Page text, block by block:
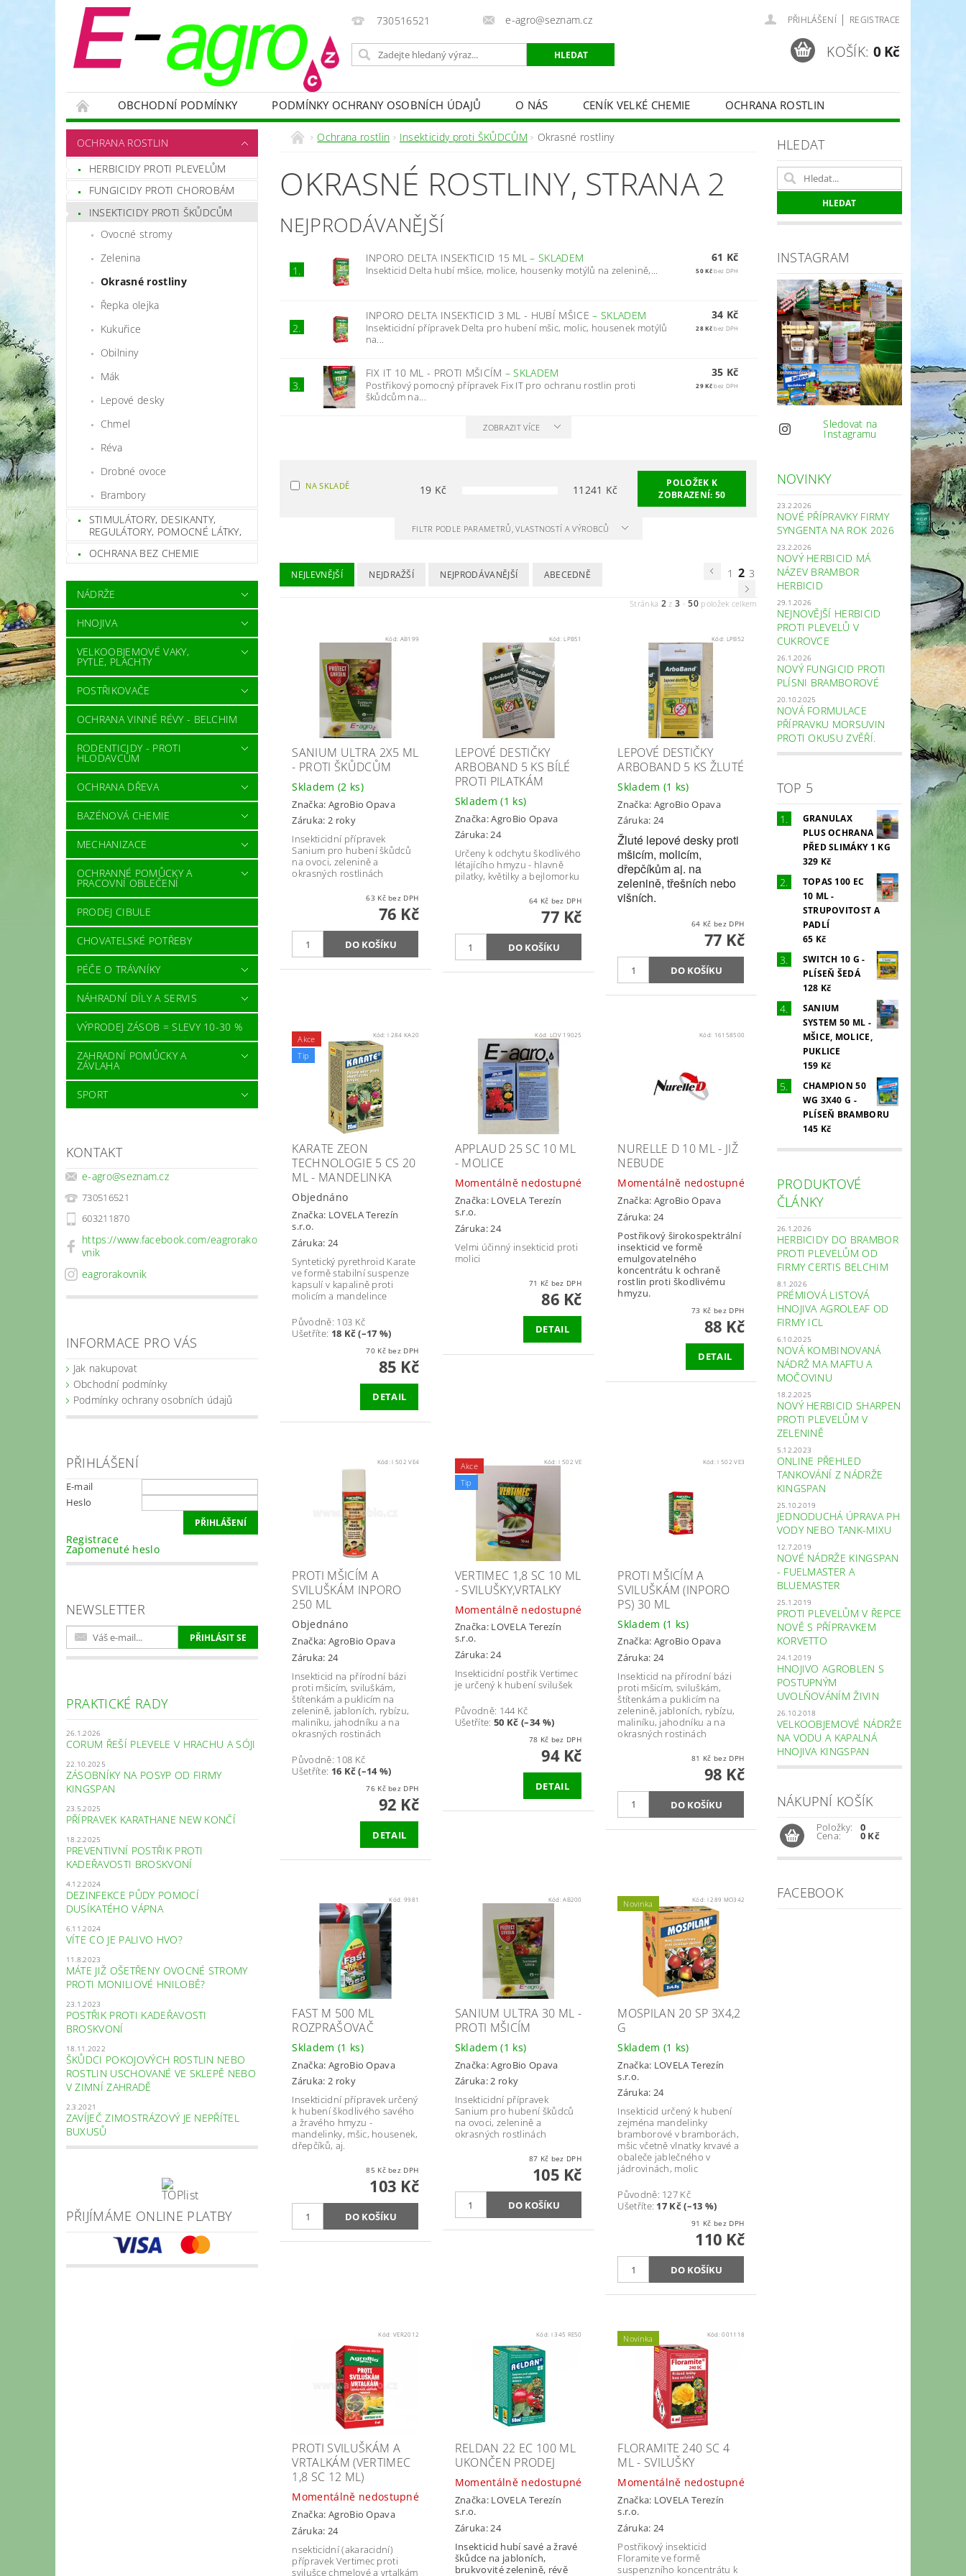
730516521 e-agro@seznam.cz PŘIHLÁŠENÍ | REGISTRACE
KOŠÍK: 0 Kč
OBCHODNÍ PODMÍNKY PODMÍNKY OCHRANY OSOBNÍCH ÚDAJŮ O NÁS CENÍK VELKÉ CHEMIE
OCHRANA ROSTLIN
NÁDRŽE
HNOJIVA VELKOOBJEMOVÉ VAKY, PYTLE, PLACHTY POSTŘIKOVAČE
OCHRANA VINNÉ RÉVY - BELCHIM
RODENTICIDY - PROTI HLODAVCŮM
OCHRANNÉ POMŮCKY A PRACOVNÍ OBLEČENÍ
PRODEJ CIBULE CHOVATELSKÉ POTŘEBY
PÉČE O TRÁVNÍKY
NÁHRADNÍ DÍLY A SERVIS
OCHRANA ROSTLIN
HERBICIDY PROTI PLEVELŮM
FUNGICIDY PROTI CHOROBÁM
INSEKTICIDY PROTI ŠKŮDCŮM
Ovocné stromy
Zelenina
Okrasné rostliny
Řepka olejka
Kukuřice
Obilniny
Mák
Lepové desky
Chmel
Réva
Drobné ovoce
Brambory
STIMULÁTORY, DESIKANTY,
REGULÁTORY, POMOCNÉ LÁTKY,
OCHRANA BEZ CHEMIE
NÁDRŽE
HNOJIVA
VELKOOBJEMOVÉ VAKY,
PYTLE, PLACHTY
POSTŘIKOVAČE
OCHRANA VINNÉ RÉVY - BELCHIM
RODENTICIDY - PROTI
HLODAVCŮM
OCHRANA DŘEVA
BAZÉNOVÁ CHEMIE
MECHANIZACE
OCHRANNÉ POMŮCKY A
PRACOVNÍ OBLEČENÍ
PRODEJ CIBULE
CHOVATELSKÉ POTŘEBY
PÉČE O TRÁVNÍKY
NÁHRADNÍ DÍLY A SERVIS
VÝPRODEJ ZÁSOB = SLEVY 10-30 %
ZAHRADNÍ POMŮCKY A
ZÁVLAHA
SPORT
KONTAKT
e-agro@seznam.cz
730516521
603211870
https://www.facebook.com/eagrorako
vnik
eagrorakovnik
INFORMACE PRO VÁS
Jak nakupovat
Obchodní podmínky
Podmínky ochrany osobních údajů
PŘIHLÁŠENÍ
E-mail
Heslo
Registrace
Zapomenuté heslo
NEWSLETTER
PRAKTICKÉ RADY
26.1.2026
CORUM ŘEŠÍ PLEVELE V HRACHU A SÓJI
22.10.2025
ZÁSOBNÍKY NA POSYP OD FIRMY
KINGSPAN
23.5.2025
PŘÍPRAVEK KARATHANE NEW KONČÍ
18.2.2025
PREVENTIVNÍ POSTŘIK PROTI
KADEŘAVOSTI BROSKVONÍ
4.12.2024
DEZINFEKCE PŮDY POMOCÍ
DUSÍKATÉHO VÁPNA
6.11.2024
VÍTE CO JE PALIVO HVO?
11.8.2023
MÁTE JIŽ OŠETŘENY OVOCNÉ STROMY
PROTI MONILIOVÉ HNILOBĚ?
23.1.2023
POSTŘIK PROTI KADEŘAVOSTI
BROSKVONÍ
18.11.2022
ŠKŮDCI POKOJOVÝCH ROSTLIN NEBO
ROSTLIN USCHOVANÉ VE SKLEPĚ NEBO
V ZIMNÍ ZAHRADĚ
2.3.2021
ZAVÍJEČ ZIMOSTRÁZOVÝ JE NEPŘÍTEL
BUXUSŮ
PŘIJÍMÁME ONLINE PLATBY
Ochrana rostlin Insekticidy proti ŠKŮDCŮM Okrasné rostliny
OKRASNÉ ROSTLINY, STRANA 2
NEJPRODÁVANĚJŠÍ
1.
INPORO DELTA INSEKTICID 15 ML–SKLADEM
Insekticid Delta hubí mšice, molice, housenky motýlů na zelenině,...
61 Kč
50 Kčbez DPH
2.
INPORO DELTA INSEKTICID 3 ML - HUBÍ MŠICE– SKLADEM
Insekticidní přípravek Delta pro hubení mšic, molic, housenek motýlů
na...
34 Kč
28 Kčbez DPH
3.
FIX IT 10 ML - PROTI MŠICÍM –SKLADEM
Postřikový pomocný přípravek Fix IT pro ochranu rostlin proti
škůdcům na...
35 Kč
29 Kčbez DPH
ZOBRAZIT VÍCE
NA SKLADĚ 19 Kč 11241 Kč
POLOŽEK K
ZOBRAZENÍ: 50
FILTR PODLE PARAMETRŮ, VLASTNOSTÍ A VÝROBCŮ
NEJLEVNĚJŠÍ NEJDRAŽŠÍ NEJPRODÁVANĚJŠÍ ABECEDNĚ 1 2 3
Stránka 2 z3 -50položek celkem
Kód: AB199
SANIUM ULTRA 2X5 ML
- PROTI ŠKŮDCŮM
Skladem (2 ks)
Značka: AgroBio Opava
Záruka: 2 roky
Insekticidní přípravek
Sanium pro hubení škůdců
na ovoci, zelenině a
okrasných rostlinách
63 Kč bez DPH
76 Kč
Kód:LPB51
LEPOVÉ DESTIČKY
ARBOBAND 5 KS BÍLÉ
PROTI PILATKÁM
Skladem(1 ks)
Značka:AgroBio Opava
Záruka: 24
Určeny k odchytu škodlivého
létajícího hmyzu - hlavně
pilatky, květilky a bejlomorku
64 Kč bez DPH
77 Kč
Kód: LPB52
LEPOVÉ DESTIČKY
ARBOBAND 5 KS ŽLUTÉ
Skladem (1 ks)
Značka: AgroBio Opava
Záruka: 24
Žluté lepové desky proti
mšicím, molicím,
dřepčíkům aj. na
zelenině, třešních nebo
višních.
64 Kč bez DPH
77 Kč
Akce
Tip
Kód:I 284 KA20
KARATE ZEON
TECHNOLOGIE 5 CS 20
ML - MANDELINKA
Objednáno
Značka: LOVELA Terezín
s.r.o.
Záruka: 24
Syntetický pyrethroid Karate
ve formě stabilní suspenze
kapsulí v kapalině proti
molicím a mandelince
Původně: 103 Kč
Ušetříte: 18 Kč (–17 %)
70 Kč bez DPH
85 Kč
DETAIL
Kód: LOV 19025
APPLAUD 25 SC 10 ML
- MOLICE
Momentálně nedostupné
Značka: LOVELA Terezín
s.r.o.
Záruka: 24
Velmi účinný insekticid proti
molici
71 Kč bez DPH
86 Kč
DETAIL
Kód: 16158500
NURELLE D 10 ML - JIŽ
NEBUDE
Momentálně nedostupné
Značka: AgroBio Opava
Záruka: 24
Postřikový širokospektrální
insekticid ve formě
emulgovatelného
koncentrátu k ochraně
rostlin proti škodlivému
hmyzu.
73 Kč bez DPH
88 Kč
DETAIL
Kód:I 502 VE4
PROTI MŠICÍM A
SVILUŠKÁM INPORO
250 ML
Objednáno
Značka: AgroBio Opava
Záruka: 24
Insekticid na přírodní bázi
proti mšicím, sviluškám,
štítenkám a puklicím na
zelenině, jabloních, rybízu,
maliníku, jahodníku a na
okrasných rostinách
Původně: 108 Kč
Ušetříte: 16 Kč (–14 %)
76 Kč bez DPH
92 Kč
DETAIL
Akce
Tip
Kód:I 502 VE
VERTIMEC 1,8 SC 10 ML
- SVILUŠKY,VRTALKY
Momentálně nedostupné
Značka: LOVELA Terezín
s.r.o.
Záruka: 24
Insekticidní postřik Vertimec
je určený k hubení svilušek
Původně: 144 Kč
Ušetříte:50 Kč (–34 %)
78 Kč bez DPH
94 Kč
DETAIL
Kód:I 502 VE3
PROTI MŠICÍM A
SVILUŠKÁM (INPORO
PS) 30 ML
Skladem (1 ks)
Značka: AgroBio Opava
Záruka: 24
Insekticid na přírodní bázi
proti mšicím, sviluškám,
štítenkám a puklicím na
zelenině, jabloních, rybízu,
maliníku, jahodníku a na
okrasných rostinách
81 Kč bez DPH
98 Kč
Kód:9981
FAST M 500 ML
ROZPRAŠOVAČ
Skladem (1 ks)
Značka: AgroBio Opava
Záruka: 2 roky
Insekticidní přípravek určený
k hubení škodlivého savého
a žravého hmyzu -
mandelinky, mšic, housenek,
dřepčíků, aj.
85 Kč bez DPH
103 Kč
Kód:AB200
SANIUM ULTRA 30 ML -
PROTI MŠICÍM
Skladem(1 ks)
Značka:AgroBio Opava
Záruka: 2 roky
Insekticidní přípravek
Sanium pro hubení škůdců
na ovoci, zelenině a
okrasných rostlinách
87 Kč bez DPH
105 Kč
Novinka Kód: I 289 MO342
MOSPILAN 20 SP 3X4,2
G
Skladem (1 ks)
Značka: LOVELA Terezín
s.r.o.
Záruka: 24
Insekticid určený k hubení
zejména mandelinky
bramborové v bramborách,
mšic včetně vlnatky krvavé a
obaleče jablečného v
jádrovinách, molic
Původně: 127 Kč
Ušetříte: 17 Kč (–13 %)
91 Kč bez DPH
110 Kč
Kód:VER2012
PROTI SVILUŠKÁM A
VRTALKÁM (VERTIMEC
1,8 SC 12 ML)
Momentálně nedostupné
Značka: AgroBio Opava
Záruka: 24
nsekticidní (akaracidní)
přípravek Vertimec proti
svilušce chmelové a vrtalkám
Kód: I 345 RE50
RELDAN 22 EC 100 ML
UKONČEN PRODEJ
Momentálně nedostupné
Značka: LOVELA Terezín
s.r.o.
Záruka: 24
Insekticid hubí savé a žravé
škůdce na jabloních,
brukvovité zelenině, révě
Novinka Kód:001118
FLORAMITE 240 SC 4
ML - SVILUŠKY
Momentálně nedostupné
Značka: LOVELA Terezín
s.r.o.
Záruka: 24
Postřikový insekticid
Floramite ve formě
suspenzního koncentrátu k
HLEDAT
INSTAGRAM
Sledovat na
Instagramu
NOVINKY
23.2.2026
NOVÉ PŘÍPRAVKY FIRMY
SYNGENTA NA ROK 2026
23.2.2026
NOVÝ HERBICID MÁ
NÁZEV BRAMBOR
HERBICID
29.1.2026
NEJNOVĚJŠÍ HERBICID
PROTI PLEVELŮ V
CUKROVCE
26.1.2026
NOVÝ FUNGICID PROTI
PLÍSNI BRAMBOROVÉ
20.10.2025
NOVÁ FORMULACE
PŘÍPRAVKU MORSUVIN
PROTI OKUSU ZVĚŘÍ.
TOP 5
GRANULAX
PLUS OCHRANA
PŘED SLIMÁKY 1 KG
329 Kč
TOPAS 100 EC
10 ML -
STRUPOVITOST A
PADLÍ
65 Kč
SWITCH 10 G -
PLÍSEŇ ŠEDÁ
128 Kč
SANIUM
SYSTEM 50 ML -
MŠICE, MOLICE,
PUKLICE
159 Kč
CHAMPION 50
WG 3X40 G -
PLÍSEŇ BRAMBORU
145 Kč
PRODUKTOVÉ
ČLÁNKY
26.1.2026
HERBICIDY DO BRAMBOR
PROTI PLEVELŮM OD
FIRMY CERTIS BELCHIM
8.1.2026
PRÉMIOVÁ LISTOVÁ
HNOJIVA AGROLEAF OD
FIRMY ICL
6.10.2025
NOVÁ KOMBINOVANÁ
NÁDRŽ MA MAFTU A
MOČOVINU
18.2.2025
NOVÝ HERBICID SHARPEN
PROTI PLEVELŮM V
ZELENINĚ
5.12.2023
ONLINE PŘEHLED
TANKOVÁNÍ Z NÁDRŽE
KINGSPAN
25.10.2019
JEDNODUCHÁ ÚPRAVA PH
VODY NEBO TANK-MIXU
12.7.2019
NOVÉ NÁDRŽE KINGSPAN
- FUELMASTER A
BLUEMASTER
25.1.2019
PROTI PLEVELŮM V ŘEPCE
NOVĚ S PŘÍPRAVKEM
KORVETTO
24.1.2019
HNOJIVO AGROBLEN S
POSTUPNÝM
UVOLŇOVÁNÍM ŽIVIN
26.10.2018
VELKOOBJEMOVÉ NÁDRŽE
NA VODU A KAPALNÁ
HNOJIVA KINGSPAN
NÁKUPNÍ KOŠÍK
Položky:
Cena:
0
0 Kč
FACEBOOK